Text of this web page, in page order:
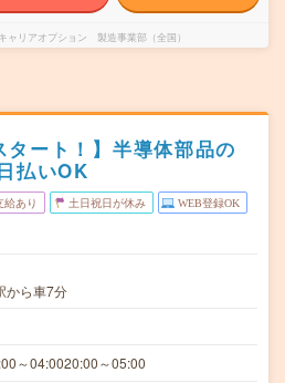
ャリアオプション 製造事業部（全国）
タート！】半導体部品の
払いOK
給あり 土日祝日が休み WEB登録OK
から車7分
～04:0020:00～05:00